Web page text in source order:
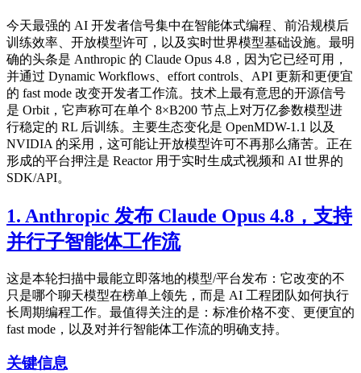
今天最强的 AI 开发者信号集中在智能体式编程、前沿规模后
训练效率、开放模型许可，以及实时世界模型基础设施。最明
确的头条是 Anthropic 的 Claude Opus 4.8，因为它已经可用，
并通过 Dynamic Workflows、effort controls、API 更新和更便宜
的 fast mode 改变开发者工作流。技术上最有意思的开源信号
是 Orbit，它声称可在单个 8×B200 节点上对万亿参数模型进
行稳定的 RL 后训练。主要生态变化是 OpenMDW-1.1 以及
NVIDIA 的采用，这可能让开放模型许可不再那么痛苦。正在
形成的平台押注是 Reactor 用于实时生成式视频和 AI 世界的
SDK/API。
1. Anthropic 发布 Claude Opus 4.8，支持
并行子智能体工作流
这是本轮扫描中最能立即落地的模型/平台发布：它改变的不
只是哪个聊天模型在榜单上领先，而是 AI 工程团队如何执行
长周期编程工作。最值得关注的是：标准价格不变、更便宜的
fast mode，以及对并行智能体工作流的明确支持。
关键信息